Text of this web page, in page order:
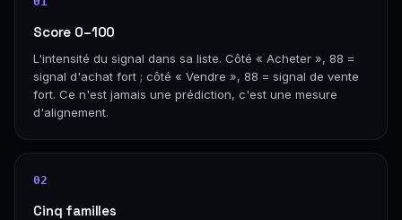
Score 0–100
L'intensité du signal dans sa liste. Côté « Acheter », 88 =
signal d'achat fort ; côté « Vendre », 88 = signal de vente
fort. Ce n'est jamais une prédiction, c'est une mesure
d'alignement.
02
Cinq familles